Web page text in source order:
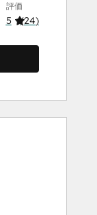
評価
5 (24)